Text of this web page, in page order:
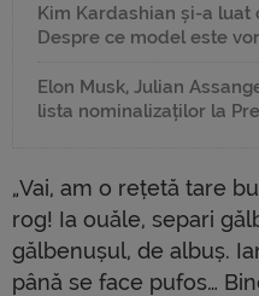
Kim Kardashian și-a luat
Despre ce model este
Elon Musk, Julian
lista nominalizaților la
„Vai, am o rețetă tare
rog! Ia ouăle, separi
gălbenușul, de albuș.
până se face pufos…